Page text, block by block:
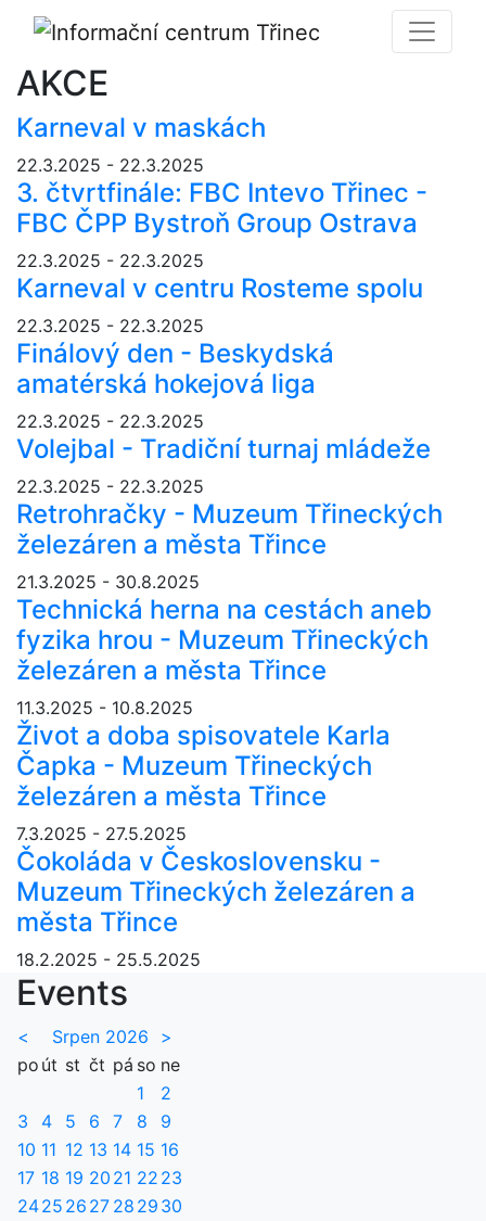
AKCE
Karneval v maskách
22.3.2025 - 22.3.2025
3. čtvrtfinále: FBC Intevo Třinec -
FBC ČPP Bystroň Group Ostrava
22.3.2025 - 22.3.2025
Karneval v centru Rosteme spolu
22.3.2025 - 22.3.2025
Finálový den - Beskydská
amatérská hokejová liga
22.3.2025 - 22.3.2025
Volejbal - Tradiční turnaj mládeže
22.3.2025 - 22.3.2025
Retrohračky - Muzeum Třineckých
železáren a města Třince
21.3.2025 - 30.8.2025
Technická herna na cestách aneb
fyzika hrou - Muzeum Třineckých
železáren a města Třince
11.3.2025 - 10.8.2025
Život a doba spisovatele Karla
Čapka - Muzeum Třineckých
železáren a města Třince
7.3.2025 - 27.5.2025
Čokoláda v Československu -
Muzeum Třineckých železáren a
města Třince
18.2.2025 - 25.5.2025
Events
< Srpen 2026
>
po út st čt pá so ne
1
2
3
4 5 6 7 8
9
10 11 12 13 14 15 16
17 18 19 20 21 22 23
2425 26 27 28 29 30